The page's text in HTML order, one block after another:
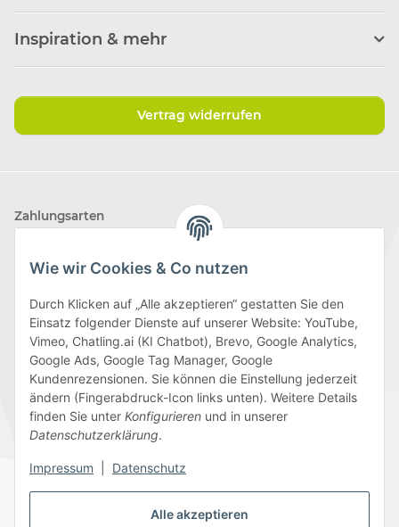
Alle akzeptieren
Wie wir Cookies & Co nutzen
Durch Klicken auf „Alle akzeptieren“ gestatten Sie den
Einsatz folgender Dienste auf unserer Website: YouTube,
Vimeo, Chatling.ai (KI Chatbot), Brevo, Google Analytics,
Google Ads, Google Tag Manager, Google
Kundenrezensionen. Sie können die Einstellung jederzeit
ändern (Fingerabdruck-Icon links unten). Weitere Details
finden Sie unter Konfigurieren und in unserer
Datenschutzerklärung.
Impressum Datenschutz
Inspiration & mehr
Vertrag widerrufen
Zahlungsarten
Wir versenden mit
Folge uns